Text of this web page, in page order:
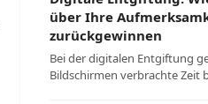
über Ihre
zurückgewinnen
Bei der digitalen Entgiftung
Bildschirmen verbrachte Zeit